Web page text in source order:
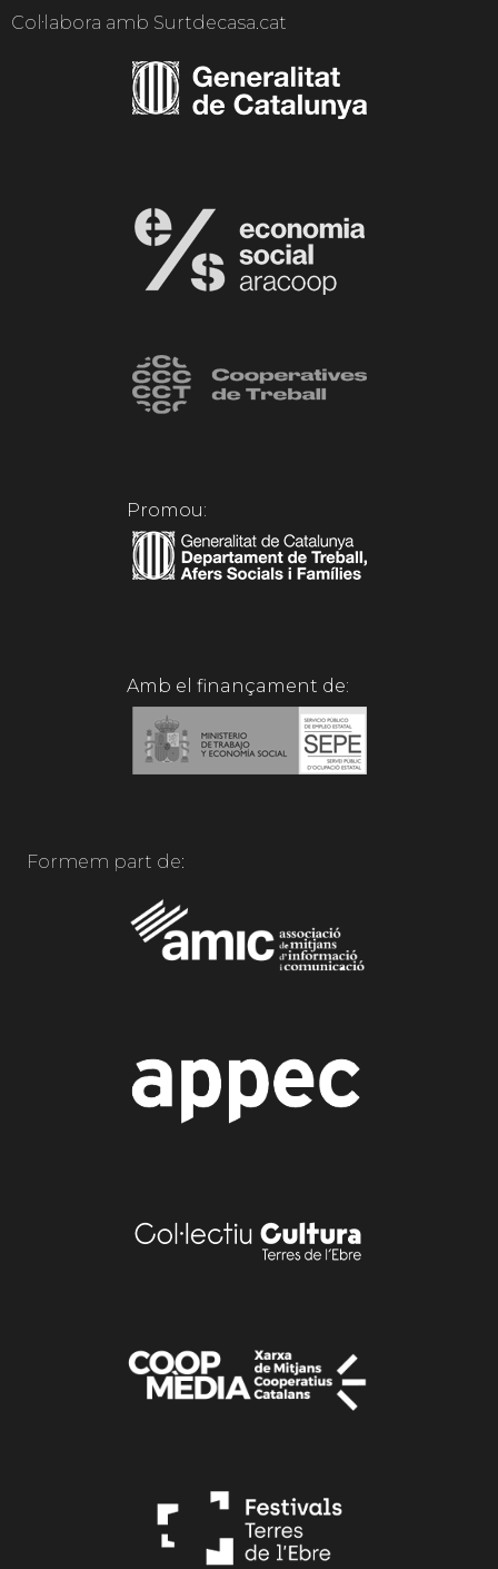
Col·labora amb Surtdecasa.cat
Promou:
Amb el finançament de:
Formem part de: